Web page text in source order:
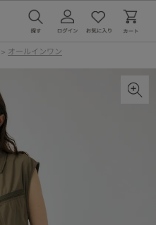
> オールインワン